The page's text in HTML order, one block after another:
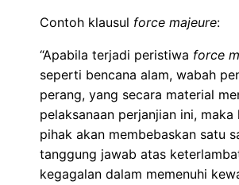
Contoh klausul force majeure:
“Apabila terjadi peristiwa force
seperti bencana alam, wabah
perang, yang secara material
pelaksanaan perjanjian ini, maka
pihak akan membebaskan satu
tanggung jawab atas
kegagalan dalam memenuhi